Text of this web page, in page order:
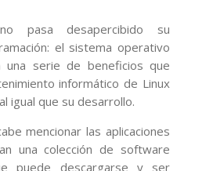
no pasa desapercibido su
el sistema operativo
una serie de beneficios que
informático de Linux
igual que su desarrollo.
mencionar las aplicaciones
una colección de software
puede descargarse y ser